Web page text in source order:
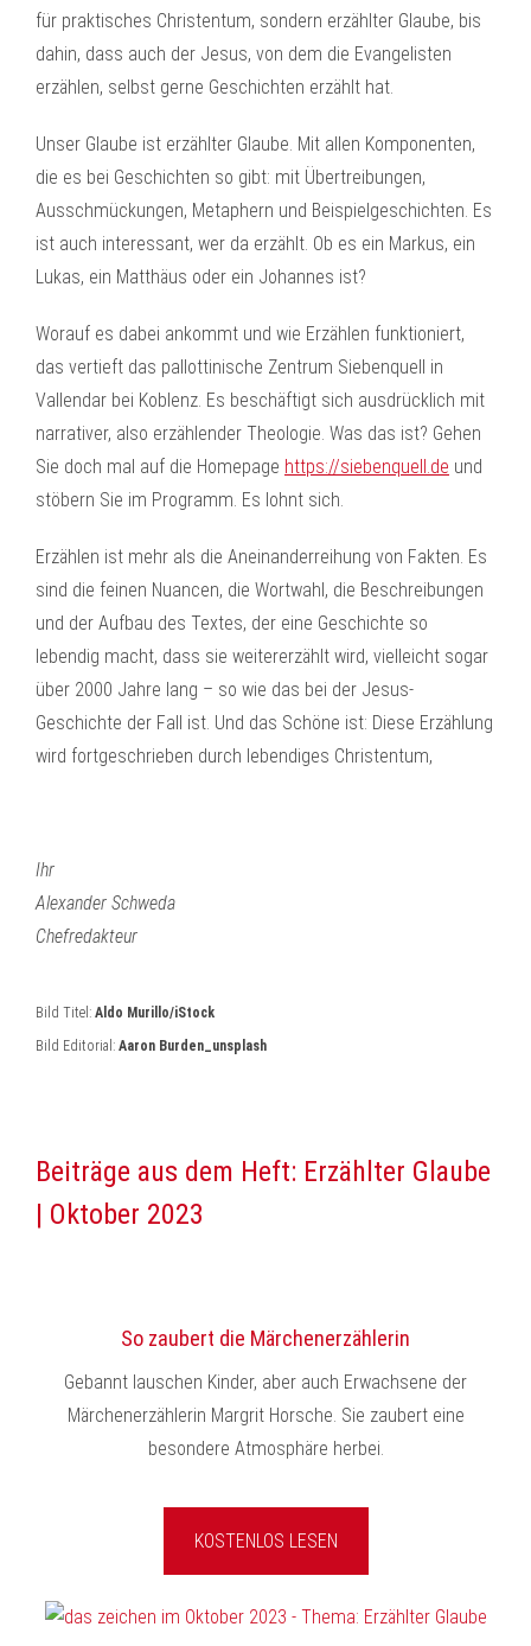
für praktisches Christentum, sondern erzählter Glaube, bis
dahin, dass auch der Jesus, von dem die Evangelisten
erzählen, selbst gerne Geschichten erzählt hat.
Unser Glaube ist erzählter Glaube. Mit allen Komponenten,
die es bei Geschichten so gibt: mit Übertreibungen,
Ausschmückungen, Metaphern und Beispielgeschichten. Es
ist auch interessant, wer da erzählt. Ob es ein Markus, ein
Lukas, ein Matthäus oder ein Johannes ist?
Worauf es dabei ankommt und wie Erzählen funktioniert,
das vertieft das pallottinische Zentrum Siebenquell in
Vallendar bei Koblenz. Es beschäftigt sich ausdrücklich mit
narrativer, also erzählender Theologie. Was das ist? Gehen
Sie doch mal auf die Homepage https://siebenquell.de und
stöbern Sie im Programm. Es lohnt sich.
Erzählen ist mehr als die Aneinanderreihung von Fakten. Es
sind die feinen Nuancen, die Wortwahl, die Beschreibungen
und der Aufbau des Textes, der eine Geschichte so
lebendig macht, dass sie weitererzählt wird, vielleicht sogar
über 2000 Jahre lang – so wie das bei der Jesus-
Geschichte der Fall ist. Und das Schöne ist: Diese Erzählung
wird fortgeschrieben durch lebendiges Christentum,
Ihr
Alexander Schweda
Chefredakteur
Bild Titel: Aldo Murillo/iStock
Bild Editorial: Aaron Burden_unsplash
Beiträge aus dem Heft: Erzählter Glaube
| Oktober 2023
So zaubert die Märchenerzählerin
Gebannt lauschen Kinder, aber auch Erwachsene der
Märchenerzählerin Margrit Horsche. Sie zaubert eine
besondere Atmosphäre herbei.
KOSTENLOS LESEN